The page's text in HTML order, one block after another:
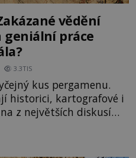
vědění
geniální práce
3.3TIS
kus pergamenu.
historici, kartografové i
z největších diskusí
admirál Piri Reis roku
překvapuje